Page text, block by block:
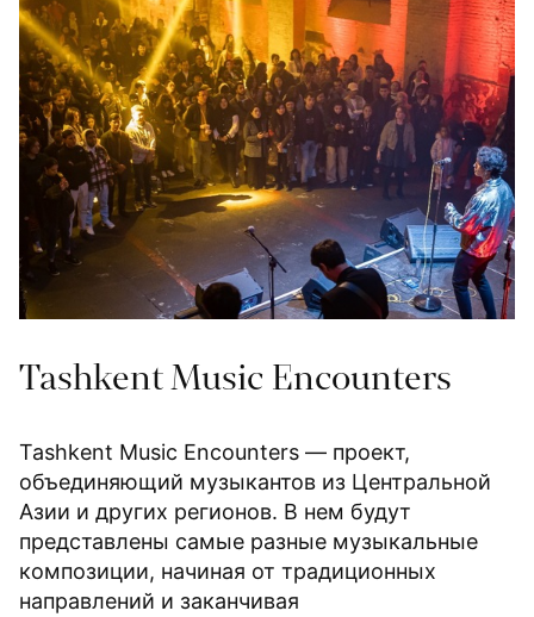
Tashkent Music Encounters
Tashkent Music Encounters — проект,
объединяющий музыкантов из Центральной
Азии и других регионов. В нем будут
представлены самые разные музыкальные
композиции, начиная от традиционных
направлений и заканчивая